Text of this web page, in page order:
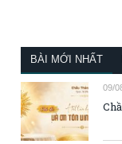
BÀI MỚI NHẤT
09/